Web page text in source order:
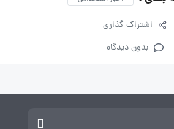
اشتراک گذاری
بدون دیدگاه